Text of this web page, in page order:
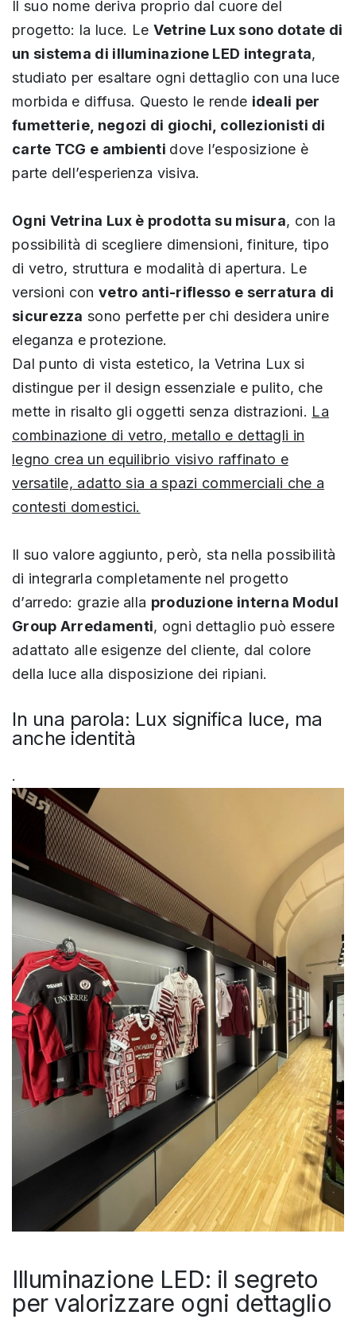
Il suo nome deriva proprio dal cuore del
progetto: la luce. Le Vetrine Lux sono dotate di
un sistema di illuminazione LED integrata,
studiato per esaltare ogni dettaglio con una luce
morbida e diffusa. Questo le rende ideali per
fumetterie, negozi di giochi, collezionisti di
carte TCG e ambienti dove l’esposizione è
parte dell’esperienza visiva.
Ogni Vetrina Lux è prodotta su misura, con la
possibilità di scegliere dimensioni, finiture, tipo
di vetro, struttura e modalità di apertura. Le
versioni con vetro anti-riflesso e serratura di
sicurezza sono perfette per chi desidera unire
eleganza e protezione.
Dal punto di vista estetico, la Vetrina Lux si
distingue per il design essenziale e pulito, che
mette in risalto gli oggetti senza distrazioni. La
combinazione di vetro, metallo e dettagli in
legno crea un equilibrio visivo raffinato e
versatile, adatto sia a spazi commerciali che a
contesti domestici.
Il suo valore aggiunto, però, sta nella possibilità
di integrarla completamente nel progetto
d’arredo: grazie alla produzione interna Modul
Group Arredamenti, ogni dettaglio può essere
adattato alle esigenze del cliente, dal colore
della luce alla disposizione dei ripiani.
In una parola: Lux significa luce, ma
anche identità
.
Illuminazione LED: il segreto
per valorizzare ogni dettaglio